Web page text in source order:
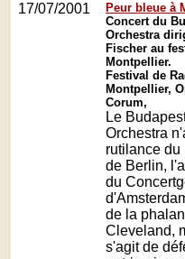
17/07/2001
Peur bleue à
Concert du
Orchestra
Fischer au
Montpellier.
Festival de
Montpellier,
Corum,
Le
Orchestra
rutilance
de Berlin,
du
de la
Cleveland,
s'agit de